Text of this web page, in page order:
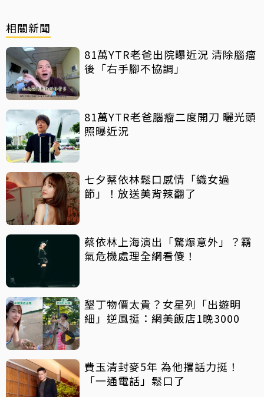
相關新聞
81萬YTR老爸出院曝近況 清除腦瘤
後「右手腳不協調」
81萬YTR老爸腦瘤二度開刀 曬光頭
照曝近況
七夕蔡依林鬆口感情「織女過
節」！放送美背辣翻了
蔡依林上海演出「驚爆意外」？霸
氣危機處理全網看傻！
墾丁物價太貴？女星列「出遊明
細」逆風挺：網美飯店1晚3000
費玉清封麥5年 為他撂話力挺！
「一通電話」鬆口了